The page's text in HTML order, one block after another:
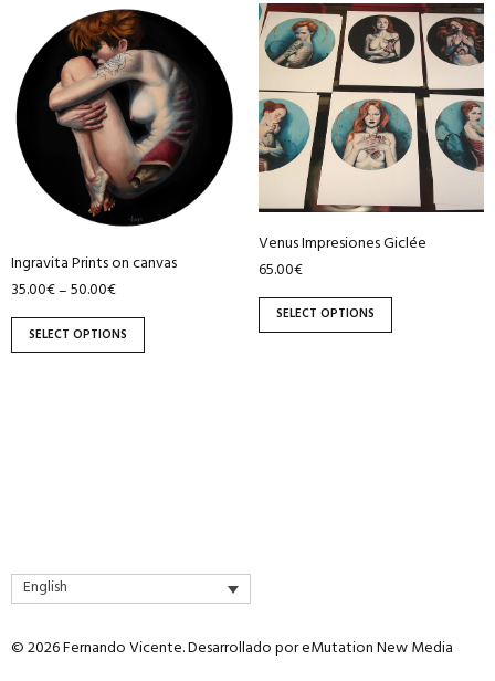
Ingravita Prints on canvas
35.00€–50.00€
SELECT OPTIONS
product
has
multiple
variants.
The
options
chosen
on
the
product
Venus Impresiones Giclée
65.00€
SELECT OPTIONS
This
product
has
multiple
variants.
The
options
may
be
chosen
on
the
English
© 2026 Fernando Vicente. Desarrollado poreMutation New Media